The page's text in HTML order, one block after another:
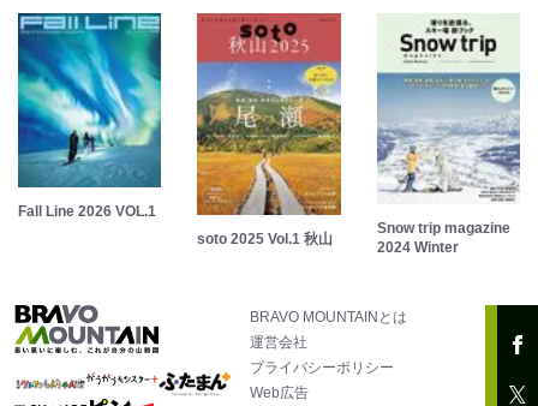
Fall Line 2026 VOL.1
soto 2025 Vol.1 秋山
Snow trip magazine
2024 Winter
BRAVO MOUNTAINとは
運営会社
プライバシーポリシー
Web広告